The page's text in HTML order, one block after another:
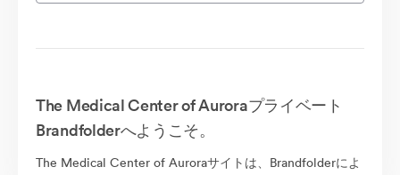
The Medical Center of Auroraプライベート
Brandfolderへようこそ。
The Medical Center of Auroraサイトは、Brandfolderによ